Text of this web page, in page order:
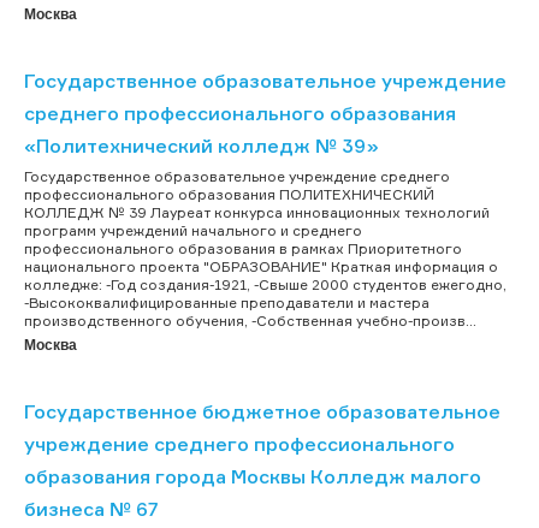
Москва
Государственное образовательное учреждение
среднего профессионального образования
«Политехнический колледж № 39»
Государственное образовательное учреждение среднего
профессионального образования ПОЛИТЕХНИЧЕСКИЙ
КОЛЛЕДЖ № 39 Лауреат конкурса инновационных технологий
программ учреждений начального и среднего
профессионального образования в рамках Приоритетного
национального проекта "ОБРАЗОВАНИЕ" Краткая информация о
колледже: -Год создания-1921, -Свыше 2000 студентов ежегодно,
-Высококвалифицированные преподаватели и мастера
производственного обучения, -Собственная учебно-произв...
Москва
Государственное бюджетное образовательное
учреждение среднего профессионального
образования города Москвы Колледж малого
бизнеса № 67